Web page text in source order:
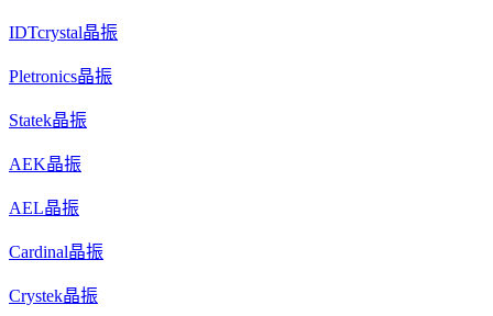
IDTcrystal晶振
Pletronics晶振
Statek晶振
AEK晶振
AEL晶振
Cardinal晶振
Crystek晶振